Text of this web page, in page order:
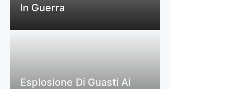
In Guerra
Esplosione Di Guasti Ai